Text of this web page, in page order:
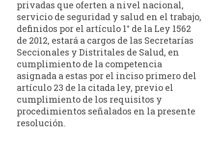
privadas que oferten a nivel nacional,
servicio de seguridad y salud en el trabajo,
definidos por el artículo 1° de la Ley 1562
de 2012, estará a cargos de las Secretarías
Seccionales y Distritales de Salud, en
cumplimiento de la competencia
asignada a estas por el inciso primero del
artículo 23 de la citada ley, previo el
cumplimiento de los requisitos y
procedimientos señalados en la presente
resolución.